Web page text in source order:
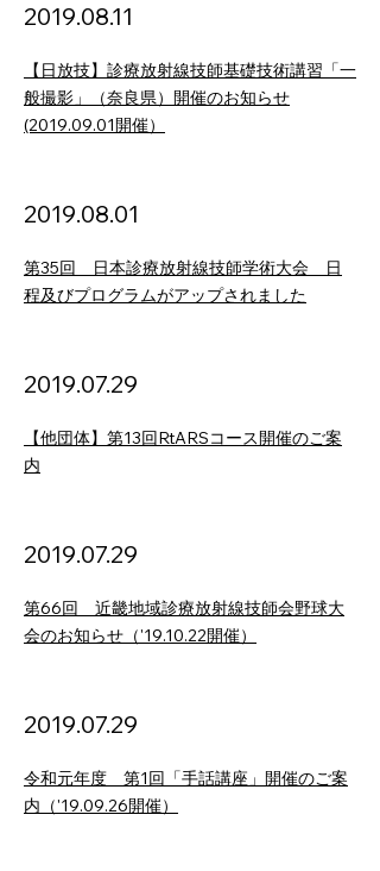
2019.08.11
【日放技】診療放射線技師基礎技術講習「一
般撮影」（奈良県）開催のお知らせ
(2019.09.01開催）
2019.08.01
第35回 日本診療放射線技師学術大会 日
程及びプログラムがアップされました
2019.07.29
【他団体】第13回RtARSコース開催のご案
内
2019.07.29
第66回 近畿地域診療放射線技師会野球大
会のお知らせ（'19.10.22開催）
2019.07.29
令和元年度 第1回「手話講座」開催のご案
内（'19.09.26開催）